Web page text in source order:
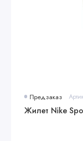
Предзаказ
Жилет Nike